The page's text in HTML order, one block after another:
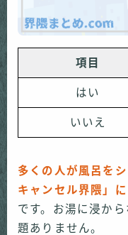
項目
はい
いいえ
多くの人が風呂を
キャンセル界隈」
です。お湯に浸か
題ありません。